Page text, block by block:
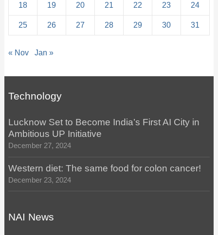
18 19 20 21 22 23 24
25 26 27 28 29 30 31
« Nov Jan »
Technology
Lucknow Set to Become India’s First AI City in
Ambitious UP Initiative
December 27, 2024
Western diet: The same food for colon cancer!
December 23, 2024
NAI News